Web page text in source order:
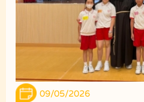
09/05/2026